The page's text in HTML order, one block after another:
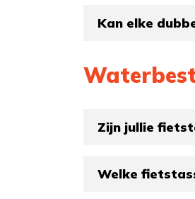
Kan elke
Zijn jullie
Welke